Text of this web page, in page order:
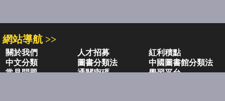
網站導航 >>
關於我們 人才招募
紅利積點
中文分類
圖書分類法
中國圖書館分類法
常見問題
通關密碼
學習平台